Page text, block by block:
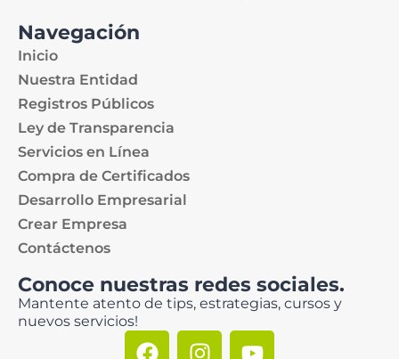
Navegación
Inicio
Nuestra Entidad
Registros Públicos
Ley de Transparencia
Servicios en Línea
Compra de Certificados
Desarrollo Empresarial
Crear Empresa
Contáctenos
Conoce nuestras redes sociales.
Mantente atento de tips, estrategias, cursos y
nuevos servicios!